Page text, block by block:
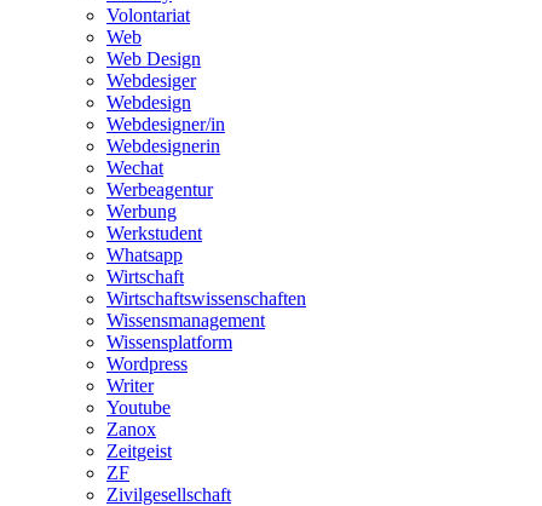
Volontariat
Web
Web Design
Webdesiger
Webdesign
Webdesigner/in
Webdesignerin
Wechat
Werbeagentur
Werbung
Werkstudent
Whatsapp
Wirtschaft
Wirtschaftswissenschaften
Wissensmanagement
Wissensplatform
Wordpress
Writer
Youtube
Zanox
Zeitgeist
ZF
Zivilgesellschaft